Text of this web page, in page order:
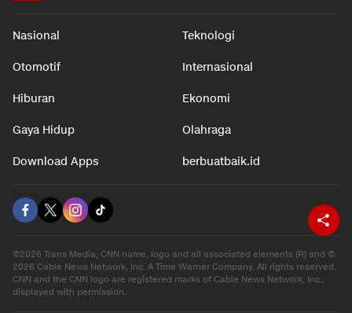
Nasional Teknologi
Otomotif Internasional
Hiburan Ekonomi
Gaya Hidup Olahraga
Download Apps berbuatbaik.id
©2026 Trans Media, CNN name, logo and all associated elements (R) and ©
2026 Cable News Network, Inc. A Time Warner Company. All rights reserved.
CNN and the CNN logo are registered marks of Cable News Network, Inc.,
displayed with permission.